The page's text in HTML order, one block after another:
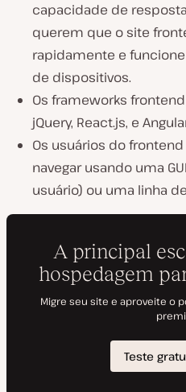
capacidade de
querem que o site
rapidamente e
de dispositivos.
Os frameworks
jQuery, React.js, e
Os usuários do
navegar usando uma
usuário) ou uma linha